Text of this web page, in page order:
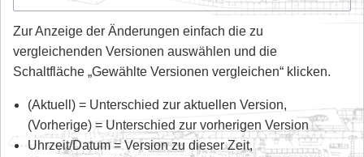
Zur Anzeige der Änderungen einfach die zu
vergleichenden Versionen auswählen und die
Schaltfläche „Gewählte Versionen vergleichen“ klicken.
(Aktuell) = Unterschied zur aktuellen Version,
(Vorherige) = Unterschied zur vorherigen Version
Uhrzeit/Datum = Version zu dieser Zeit,